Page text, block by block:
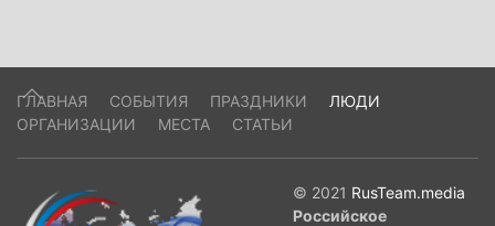
ГЛАВНАЯ СОБЫТИЯ ПРАЗДНИКИ
ЛЮДИ
ОРГАНИЗАЦИИ
МЕСТА СТАТЬИ
© 2021 RusTeam.media
Российское